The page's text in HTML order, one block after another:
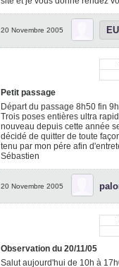
20 Novembre 2005
Petit passage
Départ du passage 8h50 fin
Trois poses entières ultra
nouveau depuis cette année
décidé de quitter de toute
tenu par mon pére afin
Sébastien
20 Novembre 2005
Observation du 20/11/05
Salut aujourd'hui de 10h à